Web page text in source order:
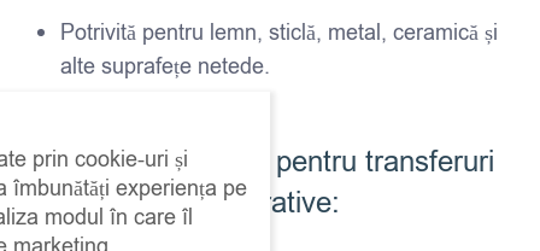
Potrivită pentru lemn, sticlă, metal, ceramică și
alte suprafețe netede.
Beneficiile uneltei pentru transferuri
decorative:
prin cookie-uri și
îmbunătăți experiența pe
modul în care îl